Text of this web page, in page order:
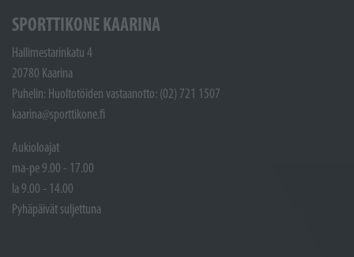
SPORTTIKONE KAARINA
Hallimestarinkatu 4
20780 Kaarina
Puhelin: Huoltotöiden vastaanotto: (02) 721 1507
kaarina@sporttikone.fi
Aukioloajat
ma-pe 9.00 - 17.00
la 9.00 - 14.00
Pyhäpäivät suljettuna